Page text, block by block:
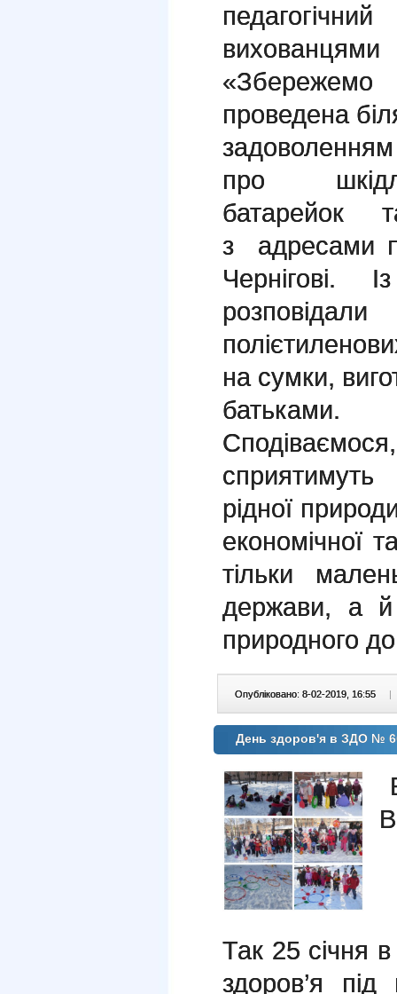
проведена
про
батарейок
з адресами
Чернігові.
на сумки,
батьками.
рідної
економічної
тільки
держави, а й
природного
Опубліковано: 8-02-2019, 16:55 |
День здоров'я в ЗДО №
Так 25
здоров’я